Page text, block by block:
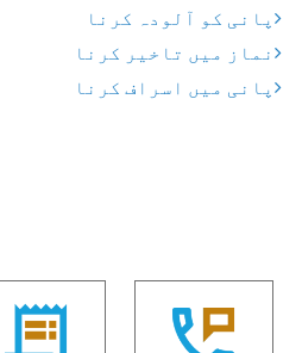
پانی کو آلودہ کرنا
نماز میں تاخیر کرنا
پانی میں اسراف کرنا